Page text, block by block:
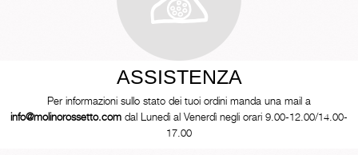
ASSISTENZA
Per informazioni sullo stato dei tuoi ordini manda una mail a
info@molinorossetto.com dal Lunedì al Venerdì negli orari 9.00-12.00/14.00-
17.00